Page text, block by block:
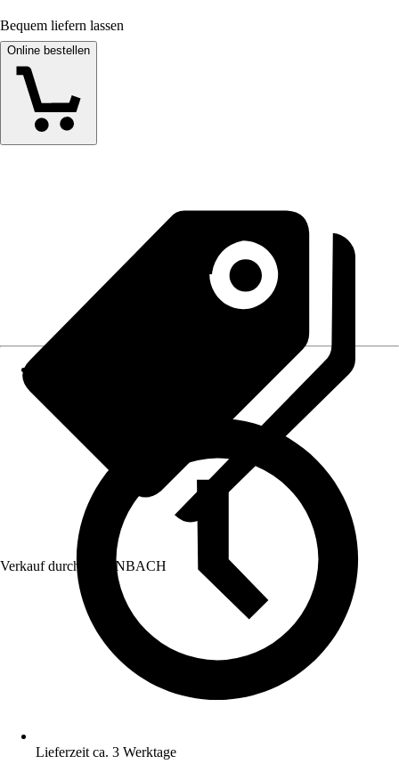
Bequem liefern lassen
Online bestellen
Verkauf durch: HORNBACH
Lieferzeit ca. 3 Werktage